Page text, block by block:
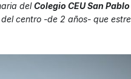
delColegio CEU San
centro -de 2 años- que